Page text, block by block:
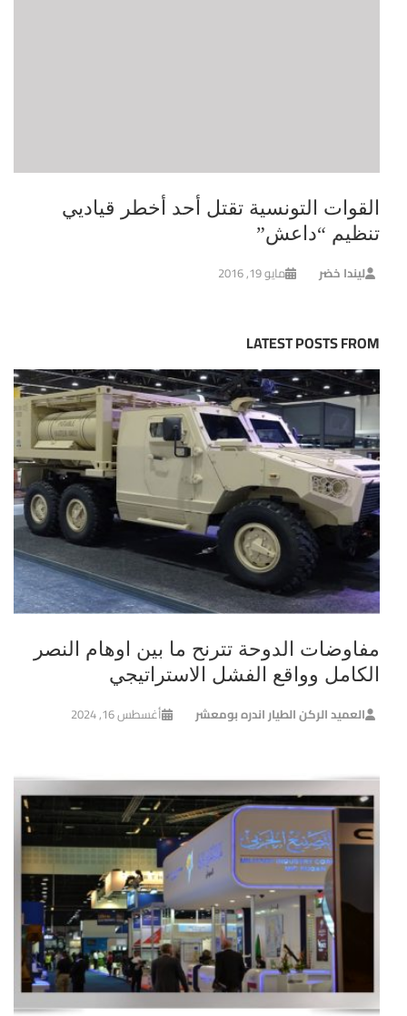
القوات التونسية تقتل أحد أخطر قياديي
تنظيم “داعش”
ليندا خضر مايو 19, 2016
LATEST POSTS FROM
مفاوضات الدوحة تترنح ما بين اوهام النصر
الكامل وواقع الفشل الاستراتيجي
العميد الركن الطيار اندره بومعشر أغسطس 16, 2024